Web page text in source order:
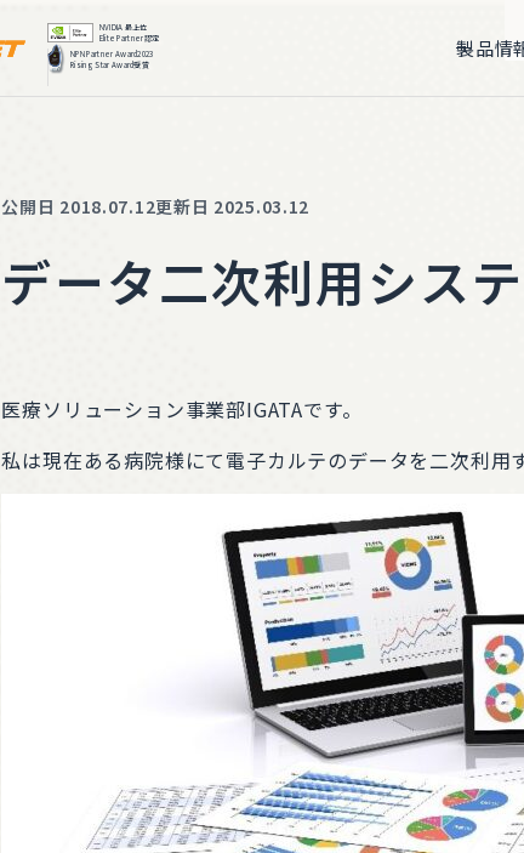
株式会社トゥモロー・ネット
Elite
NPN Partner
製品情
公開日 2018.07.12更新日 2025.03.12
データ二次利用シス
医療ソリューション事業部IGATAです。
私は現在ある病院様にて電子カルテのデータを二次利用